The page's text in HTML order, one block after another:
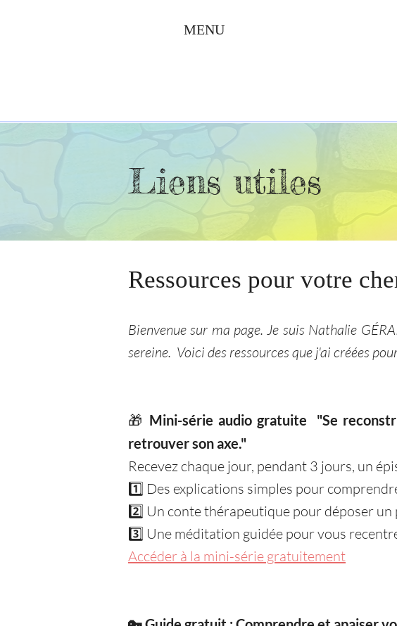
MENU
Liens utiles
Ressources pour votre
Bienvenue sur ma page. Je suis Nathalie
sereine. Voici des ressources que j'ai créées
🎁 Mini-série audio gratuite "Se
retrouver son axe."
Recevez chaque jour, pendant 3 jours, un
1️⃣ Des explications simples pour
2️⃣ Un conte thérapeutique pour déposer un
3️⃣ Une méditation guidée pour vous
Accéder à la mini-série gratuitement